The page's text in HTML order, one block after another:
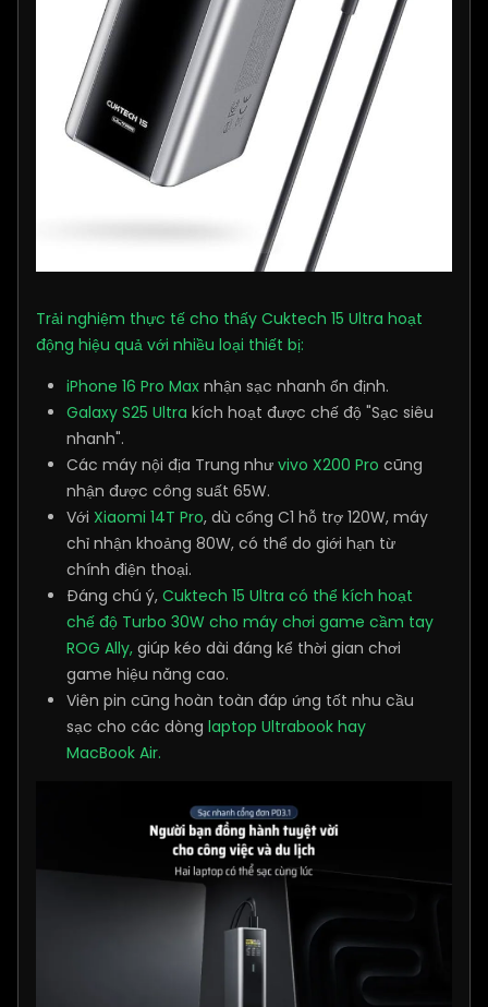
Trải nghiệm thực tế cho thấy Cuktech 15 Ultra hoạt
động hiệu quả với nhiều loại thiết bị:
iPhone 16 Pro Max nhận sạc nhanh ổn định.
Galaxy S25 Ultra kích hoạt được chế độ "Sạc siêu
nhanh".
Các máy nội địa Trung như vivo X200 Pro cũng
nhận được công suất 65W.
Với Xiaomi 14T Pro, dù cổng C1 hỗ trợ 120W, máy
chỉ nhận khoảng 80W, có thể do giới hạn từ
chính điện thoại.
Đáng chú ý, Cuktech 15 Ultra có thể kích hoạt
chế độ Turbo 30W cho máy chơi game cầm tay
ROG Ally, giúp kéo dài đáng kể thời gian chơi
game hiệu năng cao.
Viên pin cũng hoàn toàn đáp ứng tốt nhu cầu
sạc cho các dòng laptop Ultrabook hay
MacBook Air.